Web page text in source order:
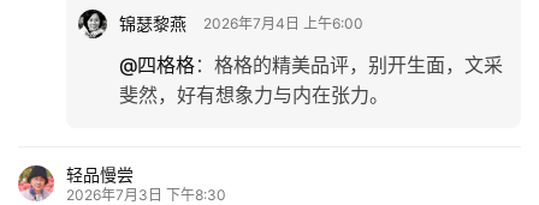
锦瑟黎燕 2026年7月4日 上午6:00
@四格格： 格格的精美品评，别开生面，文采
斐然，好有想象力与内在张力。
轻品慢尝
2026年7月3日 下午8:30